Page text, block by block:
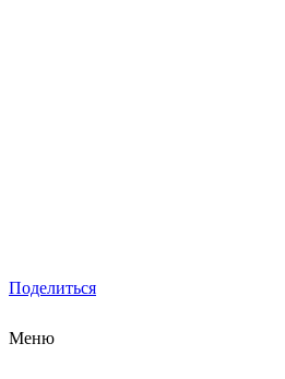
Поделиться
Меню